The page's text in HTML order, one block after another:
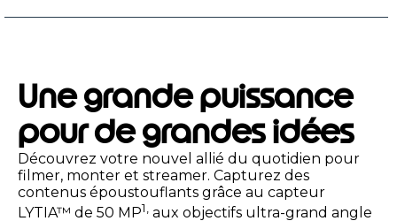
Une grande puissance
pour de grandes idées
Découvrez votre nouvel allié du quotidien pour
filmer, monter et streamer. Capturez des
contenus époustouflants grâce au capteur
LYTIA™ de 50 MP1, aux objectifs ultra-grand angle